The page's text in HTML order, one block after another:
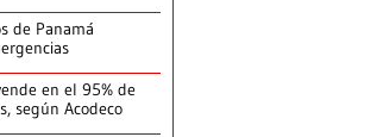
de Panamá
en el 95% de
según Acodeco